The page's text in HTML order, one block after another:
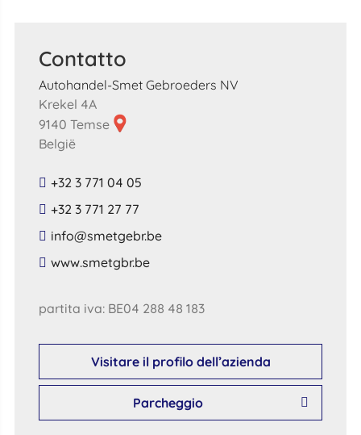
Contatto
Autohandel-Smet Gebroeders NV
Krekel 4A
9140 Temse
België
+32 3 771 04 05
+32 3 771 27 77
​info​@​smetgebr​.​be​
​www​.​smetgbr​.​be​
partita iva: BE04 288 48 183
Visitare il profilo dell’azienda
Parcheggio